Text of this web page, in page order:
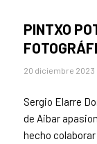
PINTXO
20 diciembre 2023
Sergio Elarre
de Aibar
hecho